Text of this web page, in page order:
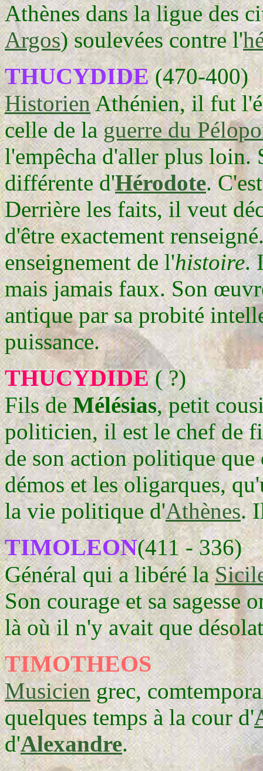
Athènes dans la ligue des
Argos) soulevées contre l'
THUCYDIDE(470-400)
HistorienAthénien, il fut
celle de laguerre du
l'empêcha d'aller plus loin.
différente d'Hérodote.
Derrière les faits, il veut
d'être exactement
enseignement de l'histoire.
mais jamais faux. Son
antique par sa probité
puissance.
THUCYDIDE( ?)
Fils deMélésias, petit
politicien, il est le chef de
de son action politique
démos et les oligarques,
la vie politique d'Athènes.
TIMOLEON(411 - 336)
Général qui a libéré la
Son courage et sa sagesse
là où il n'y avait que
TIMOTHEOS
Musiciengrec,
quelques temps à la cour d'
d'Alexandre.